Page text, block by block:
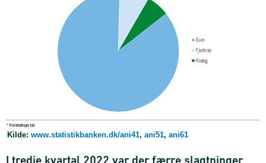
Kilde: www.statistikbanken.dk/ani41, ani51, ani61
I tredje kvartal 2022 var der færre slagtninger